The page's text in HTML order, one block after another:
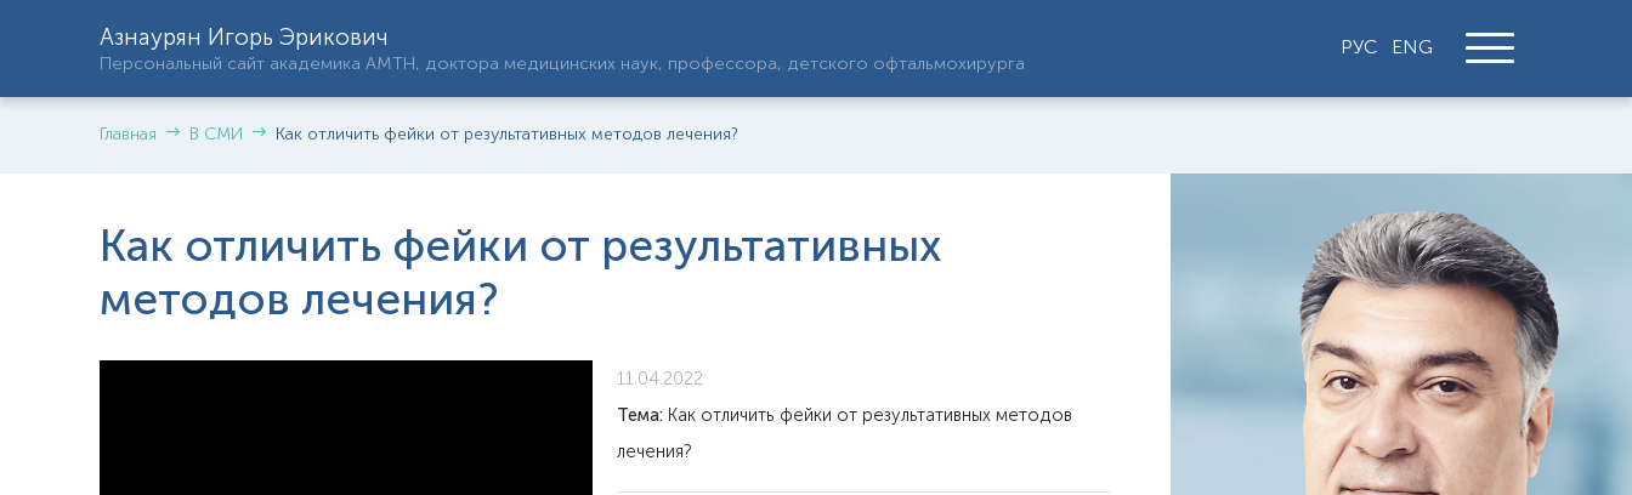
ENG
РУС
Азнаурян Игорь Эрикович
Персональный сайт академика АМТН, доктора медицинских наук, профессора, детского офтальмохирурга
Главная В СМИ Как отличить фейки от результативных методов лечения?
Как отличить фейки от результативных
методов лечения?
11.04.2022
Тема: Как отличить фейки от результативных методов
лечения?